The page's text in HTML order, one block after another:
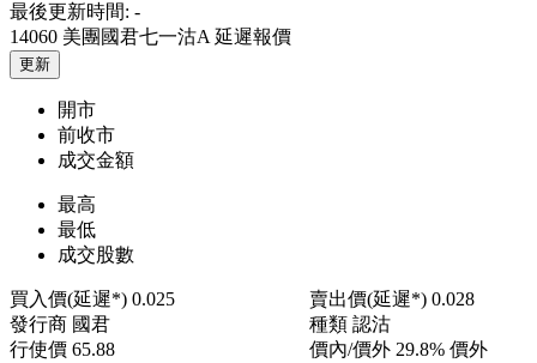
最後更新時間: -
14060 美團國君七一沽A 延遲報價
更新
開市
前收市
成交金額
最高
最低
成交股數
買入價(延遲*) 0.025 賣出價(延遲*) 0.028
發行商 國君 種類 認沽
行使價 65.88 價內/價外 29.8% 價外